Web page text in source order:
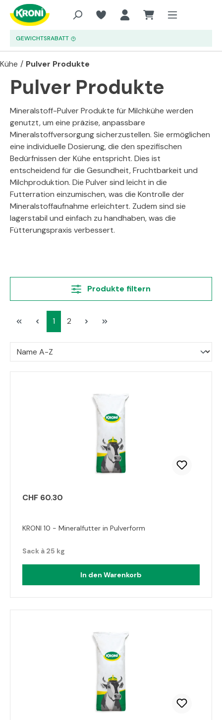
Zum Hauptinhalt springen
GEWICHTSRABATT
Kühe / Pulver Produkte
Pulver Produkte
Mineralstoff-Pulver Produkte für Milchkühe werden
genutzt, um eine präzise, anpassbare
Mineralstoffversorgung sicherzustellen. Sie ermöglichen
eine individuelle Dosierung, die den spezifischen
Bedürfnissen der Kühe entspricht. Dies ist
entscheidend für die Gesundheit, Fruchtbarkeit und
Milchproduktion. Die Pulver sind leicht in die
Futterration einzumischen, was die Kontrolle der
Mineralstoffaufnahme erleichtert. Zudem sind sie
lagerstabil und einfach zu handhaben, was die
Fütterungspraxis verbessert.
Produkte filtern
Seite
1 Seite
2
CHF 60.30
KRONI 10 - Mineralfutter in Pulverform
Sack à 25 kg
In den Warenkorb